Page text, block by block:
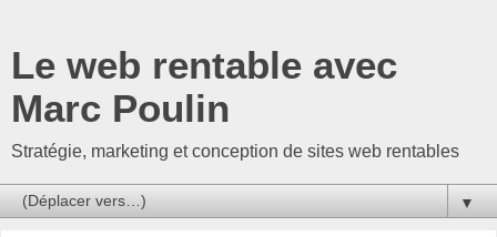
Le web rentable avec
Marc Poulin
Stratégie, marketing et conception de sites web rentables
▼